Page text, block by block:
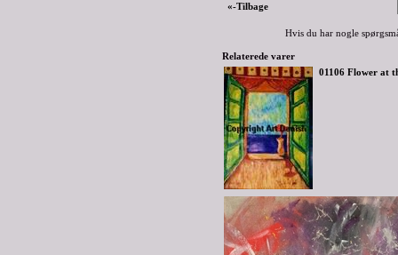
«-Tilbage
Hvis du har nogle
Relaterede varer
01106 Flower at